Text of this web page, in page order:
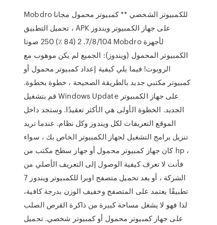
Mobdro للكمبيوتر الشخصي ** كمبيوتر محمول مجانا
تحميل التطبيق ، APK على جهاز الكمبيوتر ويندوز
7/8/104. 2 (84 ٪) 250 صوتا Mobdro لأجهزة
الكمبيوتر المحمول (ويندوز): الجميع لم يكن موهوب مع
الروبوت! فيما يلي كيفية إعداد كمبيوتر محمول أو
كمبيوتر مكتبي جديد بالطريقة الصحيحة ، خطوة بخطوة.
قم بتشغيل Windows Update على جهاز الكمبيوتر
الجديد. الخطوة الأولى هي الأكثر تعقيدًا. وستجد داخل
الموقع التعريفات لكل ويندوز وكل نظام. عندما تريد
تنزيل برامج التشغيل لجهاز الكمبيوتر الخاص بك ، سواء
كان جهاز كمبيوتر محمول أو جهاز سطح مكتب من hp ،
فأنت لا تعرف كيفية الوصول إلى التعريف الأصلي من
الشركة ، أو يعد تحميل متصفح اوبرا للكمبيوتر ويندوز 7
تطبيقًا يعتمد على المتصفح وخفيف الوزن بدرجة كافية،
لذا فهو لا يشغل مساحة كبيرة من ذاكرة القرص الصلب
على جهاز كمبيوتر محمول أو كمبيوتر شخصي. تحميل